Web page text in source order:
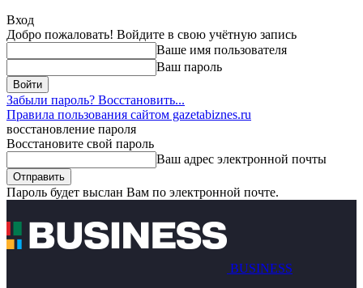
Вход
Добро пожаловать! Войдите в свою учётную запись
Ваше имя пользователя
Ваш пароль
Забыли пароль? Восстановить...
Правила пользования сайтом gazetabiznes.ru
восстановление пароля
Восстановите свой пароль
Ваш адрес электронной почты
Пароль будет выслан Вам по электронной почте.
BUSINESS